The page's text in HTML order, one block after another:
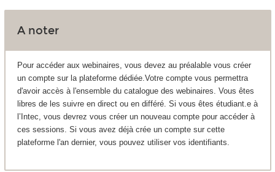
A noter
Pour accéder aux webinaires, vous devez au préalable vous créer
un compte sur la plateforme dédiée.Votre compte vous permettra
d'avoir accès à l'ensemble du catalogue des webinaires. Vous êtes
libres de les suivre en direct ou en différé. Si vous êtes étudiant.e à
l’Intec, vous devrez vous créer un nouveau compte pour accéder à
ces sessions. Si vous avez déjà crée un compte sur cette
plateforme l'an dernier, vous pouvez utiliser vos identifiants.